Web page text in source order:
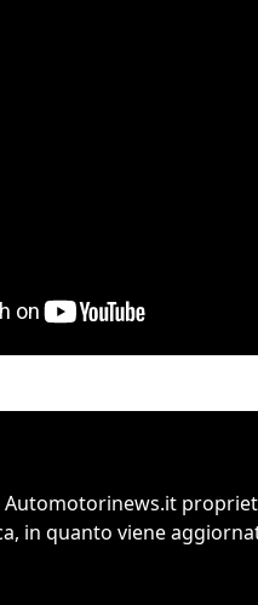
in quanto viene